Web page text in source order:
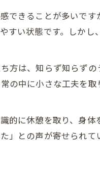
きることが多いで
い状態です。しか
は、知らず知らず
中に小さな工夫を
に休憩を取り、身
との声が寄せられて